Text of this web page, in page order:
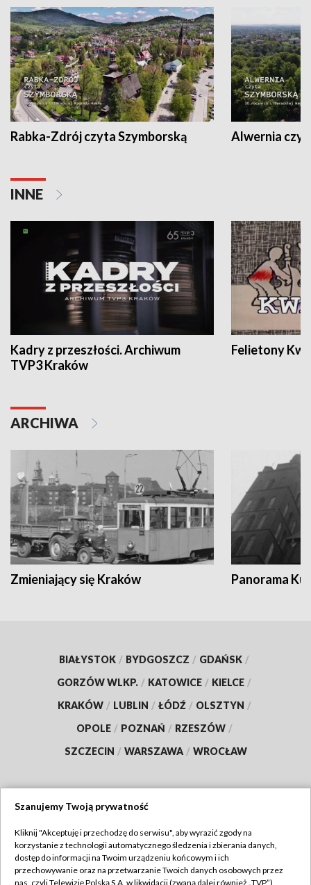
Rabka-Zdrój czyta Szymborską Alwernia
INNE
Kadry z przeszłości. Archiwum
TVP3 Kraków
Felietony
ARCHIWA
Zmieniający się Kraków Panorama
BIAŁYSTOK / BYDGOSZCZ / GDAŃSK /
GORZÓW WLKP. / KATOWICE / KIELCE /
KRAKÓW / LUBLIN / ŁÓDŹ / OLSZTYN /
OPOLE / POZNAŃ / RZESZÓW /
SZCZECIN / WARSZAWA / WROCŁAW
TVP
Abonament TVP
Regulamin TVP
Szanujemy Twoją prywatność
Kliknij "Akceptuję i przechodzę do serwisu", aby wyrazić zgody na
korzystanie z technologii automatycznego śledzenia i zbierania danych,
dostęp do informacji na Twoim urządzeniu końcowym i ich
przechowywanie oraz na przetwarzanie Twoich danych osobowych przez
nas, czyli Telewizję Polską S.A. w likwidacji (zwaną dalej również „TVP”),